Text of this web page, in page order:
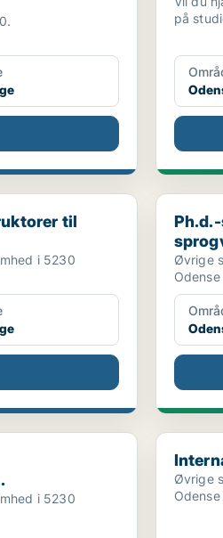
på
Public In...
til
i 5230
Ph.d.-
Øvrige
Odense
...
i 5230
Øvrige
Odense